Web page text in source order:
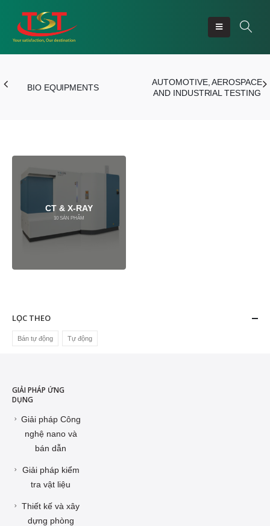
BIO EQUIPMENTS
AUTOMOTIVE, AEROSPACE
AND INDUSTRIAL TESTING
CT & X-RAY
10 SẢN PHẨM
LỌC THEO
Bán tự động Tự động
GIẢI PHÁP ỨNG
DỤNG
Giải pháp Công
nghệ nano và
bán dẫn
Giải pháp kiểm
tra vật liệu
Thiết kế và xây
dựng phòng